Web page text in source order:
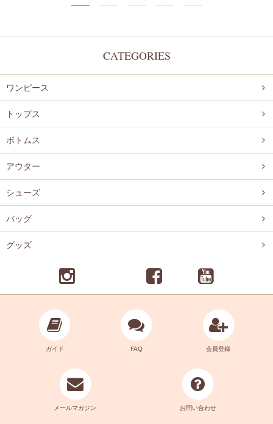
CATEGORIES
ワンピース
トップス
ボトムス
アウター
シューズ
バッグ
グッズ
ガイド FAQ 会員登録
メールマガジン お問い合わせ